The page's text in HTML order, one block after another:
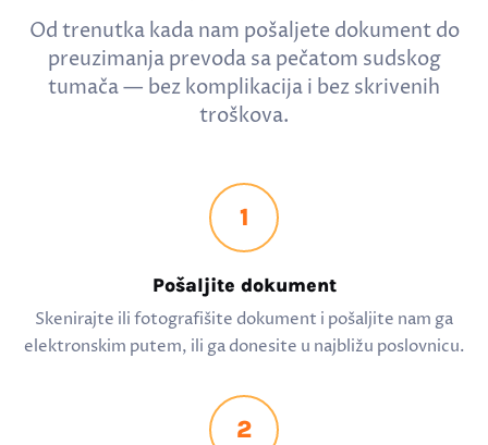
Od trenutka kada nam pošaljete dokument do
preuzimanja prevoda sa pečatom sudskog
tumača — bez komplikacija i bez skrivenih
troškova.
1
Pošaljite dokument
Skenirajte ili fotografišite dokument i pošaljite nam ga
elektronskim putem, ili ga donesite u najbližu poslovnicu.
2